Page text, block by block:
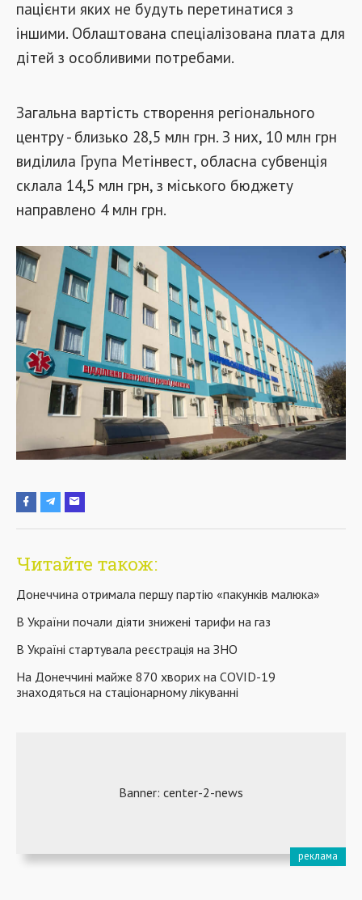
пацієнти яких не будуть перетинатися з
іншими. Облаштована спеціалізована плата для
дітей з особливими потребами.
Загальна вартість створення регіонального
центру - близько 28,5 млн грн. З них, 10 млн грн
виділила Група Метінвест, обласна субвенція
склала 14,5 млн грн, з міського бюджету
направлено 4 млн грн.
Читайте також:
Донеччина отримала першу партію «пакунків малюка»
В України почали діяти знижені тарифи на газ
В Україні стартувала реєстрація на ЗНО
На Донеччині майже 870 хворих на COVID-19
знаходяться на стаціонарному лікуванні